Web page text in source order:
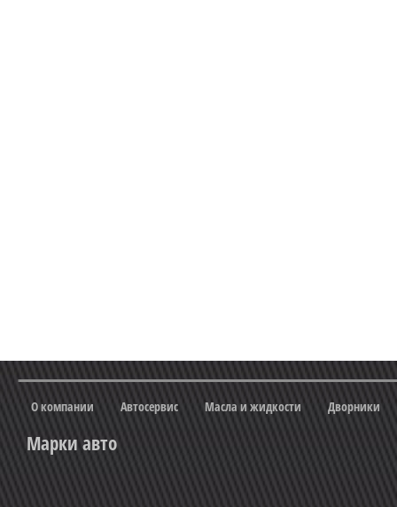
О компании Автосервис Масла и жидкости Дворники
Марки авто